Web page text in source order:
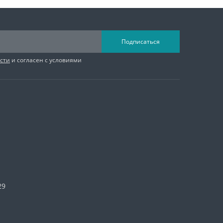
Подписаться
и согласен с условиями